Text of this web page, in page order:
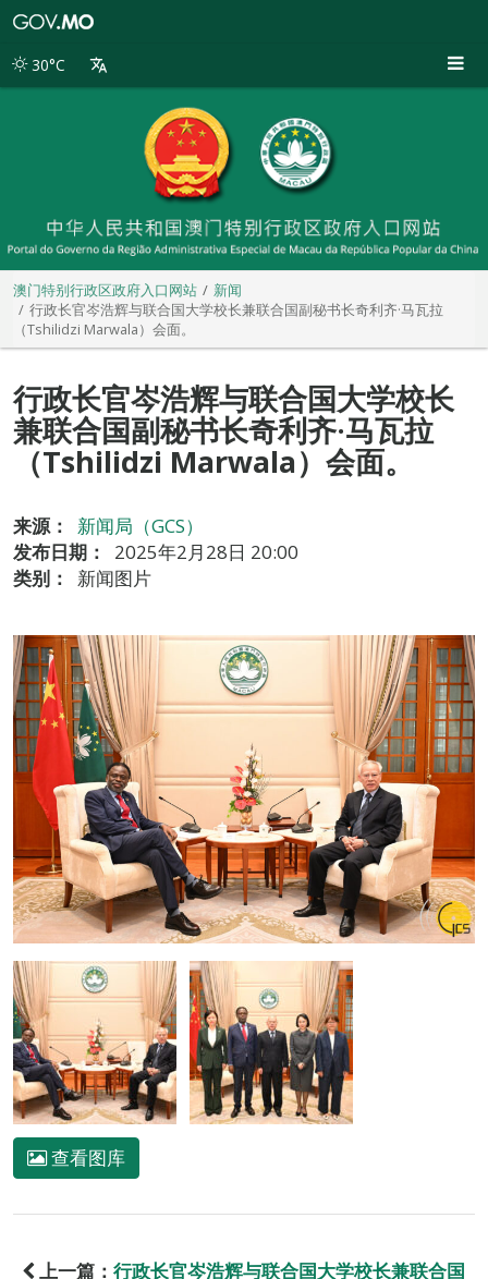
别
30°C
澳门特别行政区政府入口网站
新闻
行政长官岑浩辉与联合国大学校长兼联合国副秘书长奇利齐·马瓦拉
（Tshilidzi Marwala）会面。
行政长官岑浩辉与联合国大学校长
兼联合国副秘书长奇利齐·马瓦拉
（Tshilidzi Marwala）会面。
来源：
新闻局（GCS）
发布日期：
2025年2月28日 20:00
类别：
新闻图片
查看图库
上一篇： 行政长官岑浩辉与联合国大学校长兼联合国